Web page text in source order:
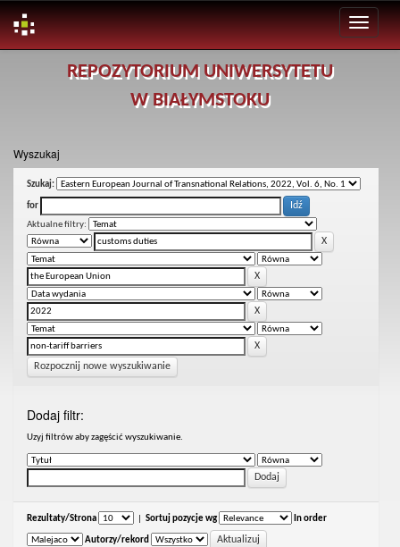
REPOZYTORIUM UNIWERSYTETU
W BIAŁYMSTOKU
Wyszukaj
Szukaj:
for
Aktualne filtry:
Rozpocznij nowe wyszukiwanie
Dodaj filtr:
Uzyj filtrów aby zagęścić wyszukiwanie.
Rezultaty/Strona Sortuj pozycje wg In order
Autorzy/rekord